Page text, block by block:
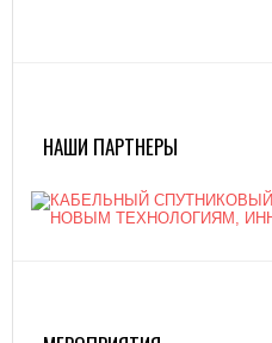
НАШИ ПАРТНЕРЫ